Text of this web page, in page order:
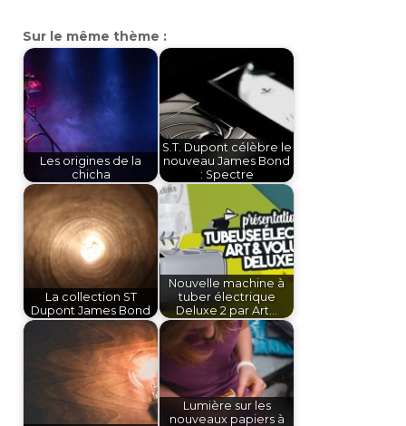
Sur le même thème :
Les origines de la
chicha
S.T. Dupont célèbre le
nouveau James Bond
: Spectre
La collection ST
Dupont James Bond
Nouvelle machine à
tuber électrique
Deluxe 2 par Art…
Lumière sur les
nouveaux papiers à